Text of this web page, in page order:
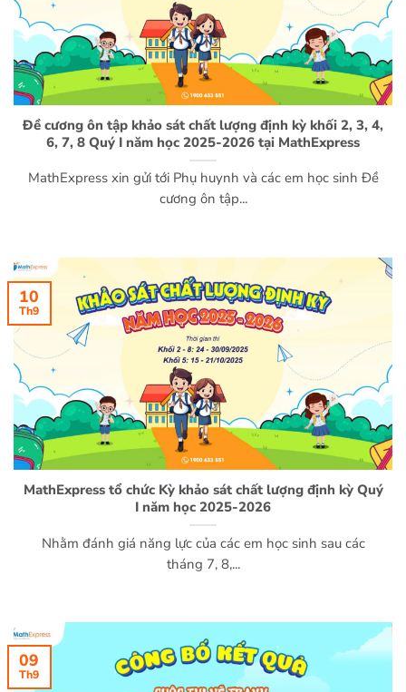
Đề cương ôn tập khảo sát chất lượng định kỳ khối 2, 3, 4,
6, 7, 8 Quý I năm học 2025-2026 tại MathExpress
MathExpress xin gửi tới Phụ huynh và các em học sinh Đề
cương ôn tập...
MathExpress tổ chức Kỳ khảo sát chất lượng định kỳ Quý
I năm học 2025-2026
Nhằm đánh giá năng lực của các em học sinh sau các
tháng 7, 8,...
10
Th9
09
Th9